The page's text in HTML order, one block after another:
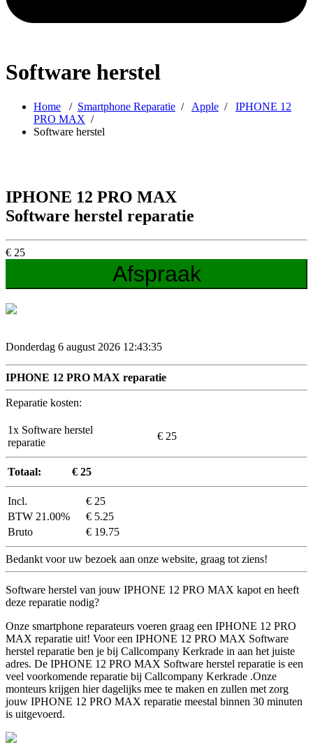
Software herstel
Home / Smartphone Reparatie / Apple / IPHONE 12
PRO MAX /
Software herstel
IPHONE 12 PRO MAX
Software herstel reparatie
€ 25
Afspraak
Donderdag 6 august 2026 12:43:36
IPHONE 12 PRO MAX reparatie
Reparatie kosten:
1x Software herstel
reparatie
€ 25
Totaal: € 25
Incl.
€ 25
BTW 21.00%
€ 5.25
Bruto
€ 19.75
Bedankt voor uw bezoek aan onze website, graag tot ziens!
Software herstel van jouw IPHONE 12 PRO MAX kapot en heeft
deze reparatie nodig?
Onze smartphone reparateurs voeren graag een IPHONE 12 PRO
MAX reparatie uit! Voor een IPHONE 12 PRO MAX Software
herstel reparatie ben je bij Callcompany Kerkrade in aan het juiste
adres. De IPHONE 12 PRO MAX Software herstel reparatie is een
veel voorkomende reparatie bij Callcompany Kerkrade .Onze
monteurs krijgen hier dagelijks mee te maken en zullen met zorg
jouw IPHONE 12 PRO MAX reparatie meestal binnen 30 minuten
is uitgevoerd.